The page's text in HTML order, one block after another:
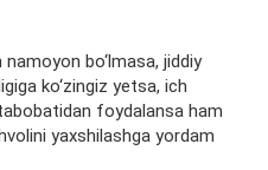
bo‘lmasa, jiddiy
ko‘zingiz yetsa, ich
foydalansa ham
yaxshilashga yordam